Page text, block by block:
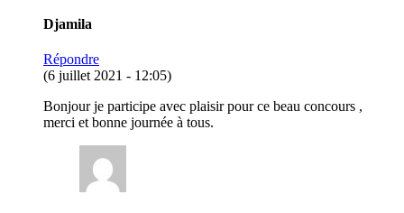
Djamila
Répondre
(6 juillet 2021 - 12:05)
Bonjour je participe avec plaisir pour ce beau concours ,
merci et bonne journée à tous.